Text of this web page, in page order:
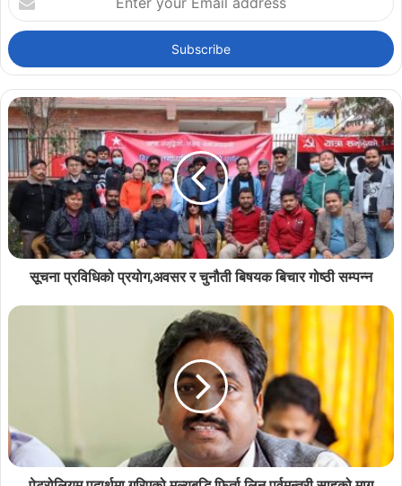
your
Email
address
सूचना प्रविधिको प्रयोग,अवसर र चुनौती बिषयक बिचार गोष्ठी सम्पन्न